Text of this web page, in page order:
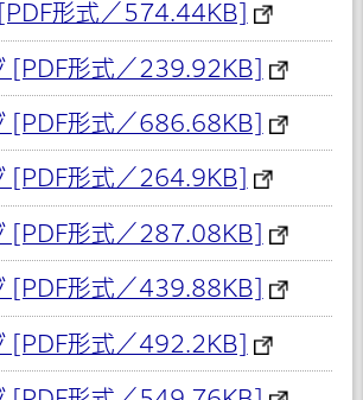
形式／574.44KB]
[PDF形式／239.92KB]
[PDF形式／686.68KB]
[PDF形式／264.9KB]
[PDF形式／287.08KB]
[PDF形式／439.88KB]
[PDF形式／492.2KB]